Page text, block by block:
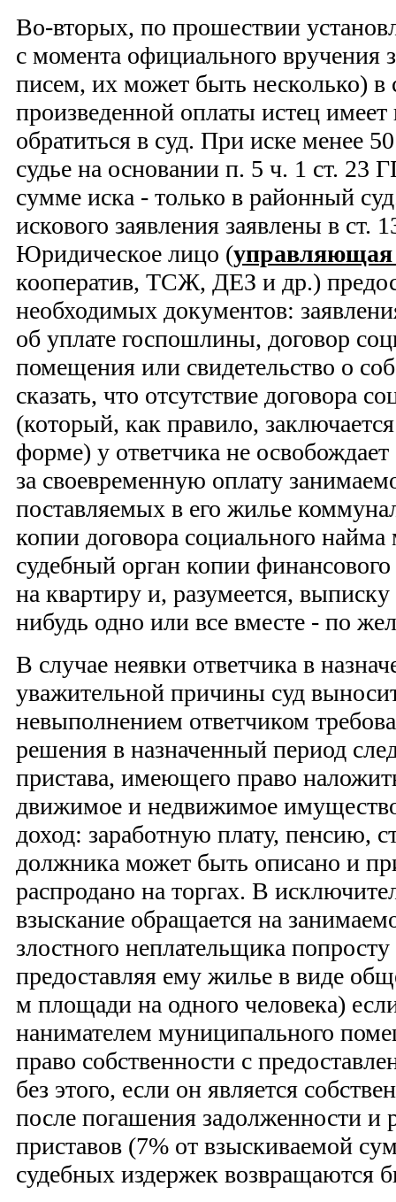
Во-вторых, по прошествии
с момента официального вручения
писем, их может быть несколько) в
произведенной оплаты истец имеет
обратиться в суд. При иске менее
судье на основании п. 5 ч. 1 ст.
сумме иска - только в районный
искового заявления заявлены в
Юридическое лицо (
кооператив, ТСЖ, ДЕЗ и др.)
необходимых документов:
об уплате госпошлины, договор
помещения или свидетельство о
сказать, что отсутствие договора
(который, как правило,
форме) у ответчика не освобождает
за своевременную оплату
поставляемых в его жилье
копии договора социального
судебный орган копии финансового
на квартиру и, разумеется,
нибудь одно или все вместе - по
В случае неявки ответчика в
уважительной причины суд
невыполнением ответчиком
решения в назначенный период
пристава, имеющего право
движимое и недвижимое
доход: заработную плату, пенсию,
должника может быть описано и
распродано на торгах. В
взыскание обращается на
злостного неплательщика
предоставляя ему жилье в виде
м площади на одного человека)
нанимателем муниципального
право собственности с
без этого, если он является
после погашения задолженности и
приставов (7% от взыскиваемой
судебных издержек возвращаются